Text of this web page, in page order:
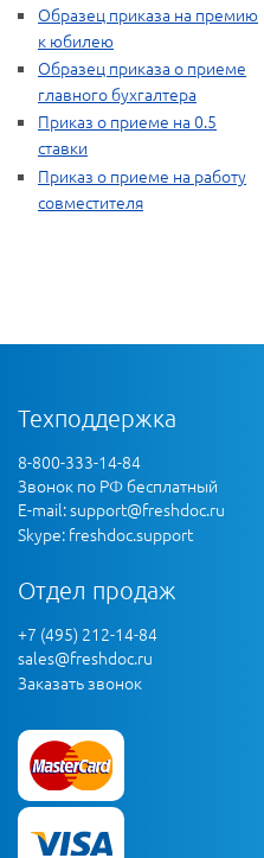
Образец приказа на премию
к юбилею
Образец приказа о приеме
главного бухгалтера
Приказ о приеме на 0.5
ставки
Приказ о приеме на работу
совместителя
Техподдержка
8-800-333-14-84
Звонок по РФ бесплатный
E-mail:support@freshdoc.ru
Skype: freshdoc.support
Отдел продаж
+7 (495) 212-14-84
sales@freshdoc.ru
Заказать звонок